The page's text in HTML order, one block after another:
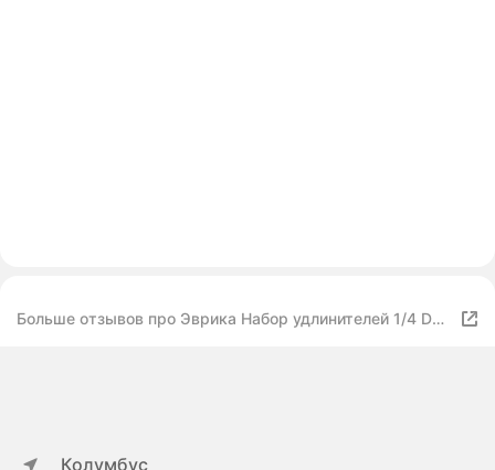
Больше отзывов про Эврика Набор удлинителей 1/4 DR
Колумбус